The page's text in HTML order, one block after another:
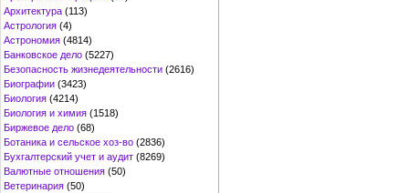
Архитектура (113)
Астрология (4)
Астрономия (4814)
Банковское дело (5227)
Безопасность жизнедеятельности (2616)
Биографии (3423)
Биология (4214)
Биология и химия (1518)
Биржевое дело (68)
Ботаника и сельское хоз-во (2836)
Бухгалтерский учет и аудит (8269)
Валютные отношения (50)
Ветеринария (50)